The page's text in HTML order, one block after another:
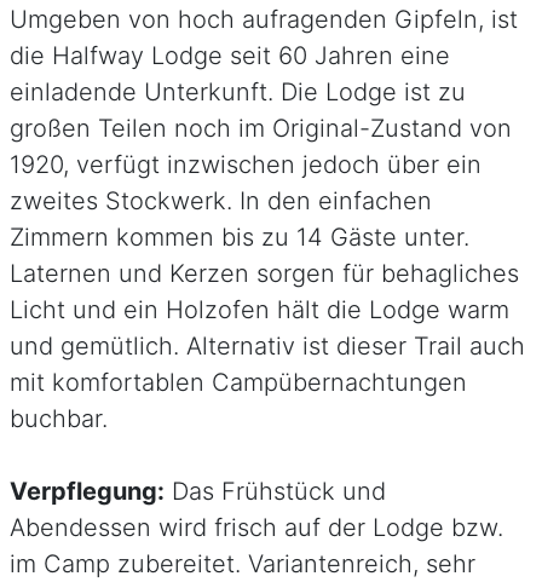
Umgeben von hoch aufragenden Gipfeln, ist
die Halfway Lodge seit 60 Jahren eine
einladende Unterkunft. Die Lodge ist zu
großen Teilen noch im Original-Zustand von
1920, verfügt inzwischen jedoch über ein
zweites Stockwerk. In den einfachen
Zimmern kommen bis zu 14 Gäste unter.
Laternen und Kerzen sorgen für behagliches
Licht und ein Holzofen hält die Lodge warm
und gemütlich. Alternativ ist dieser Trail auch
mit komfortablen Campübernachtungen
buchbar.
Verpflegung: Das Frühstück und
Abendessen wird frisch auf der Lodge bzw.
im Camp zubereitet. Variantenreich, sehr